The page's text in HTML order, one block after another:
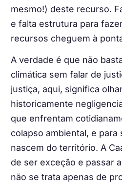
mesmo!) deste recurso.
e falta estrutura para
recursos cheguem à
A verdade é que não
climática sem falar de
justiça, aqui, significa
historicamente
que enfrentam
colapso ambiental, e para
nascem do território. A
de ser exceção e passar
não se trata apenas de